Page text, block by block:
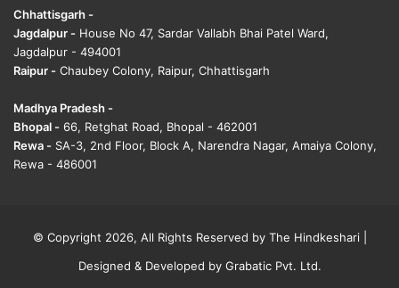
Chhattisgarh -
Jagdalpur - House No 47, Sardar Vallabh Bhai Patel Ward,
Jagdalpur - 494001
Raipur - Chaubey Colony, Raipur, Chhattisgarh
Madhya Pradesh -
Bhopal - 66, Retghat Road, Bhopal - 462001
Rewa - SA-3, 2nd Floor, Block A, Narendra Nagar, Amaiya Colony,
Rewa - 486001
© Copyright 2026, All Rights Reserved by The Hindkeshari |
Designed & Developed by Grabatic Pvt. Ltd.